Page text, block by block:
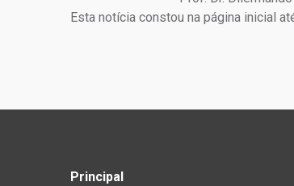
Esta notícia constou na página inicial
Principal